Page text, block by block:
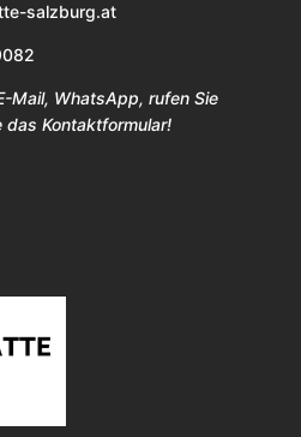
salzburg.at
Mail, WhatsApp, rufen Sie
das Kontaktformular!